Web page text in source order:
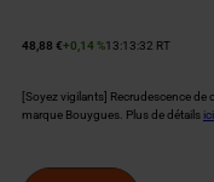
[Soyez vigilants] Recrudescence
marque Bouygues. Plus de détails ici
Cours
l’action
Bouygues :
48,88 €+0,14 %13:13:32 RT